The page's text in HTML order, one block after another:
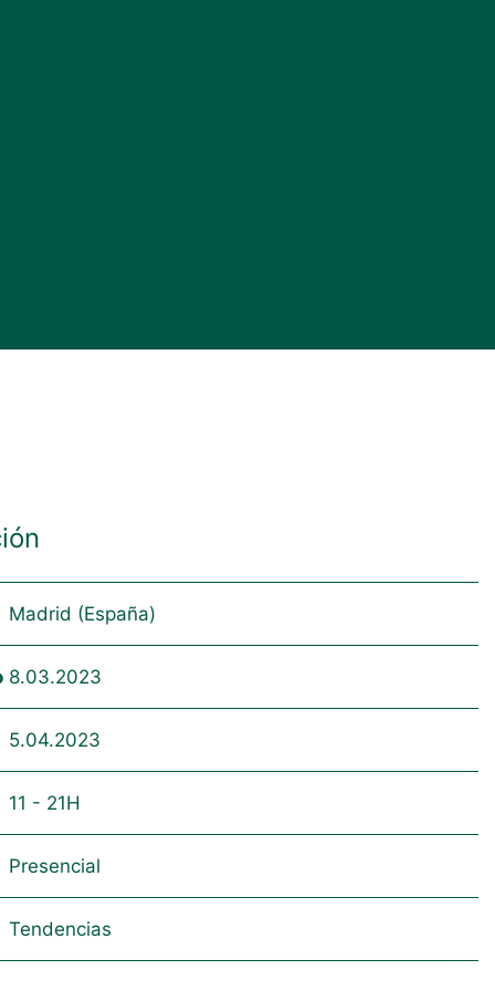
Madrid (España)
8.03.2023
5.04.2023
11 - 21H
Presencial
Tendencias